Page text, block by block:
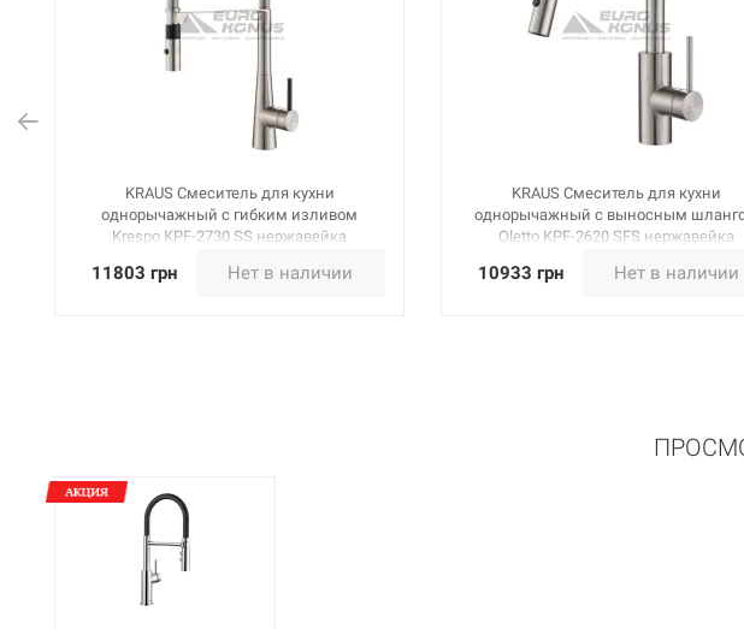
KRAUS Смеситель для кухни
однорычажный с гибким изливом
Krespo KPF-2730 SS нержавейка
11803 грн Нет в наличии
KRAUS Смеситель для кухни
однорычажный с выносным
Oletto KPF-2620 SFS нержавейка
10933 грн Нет в наличии